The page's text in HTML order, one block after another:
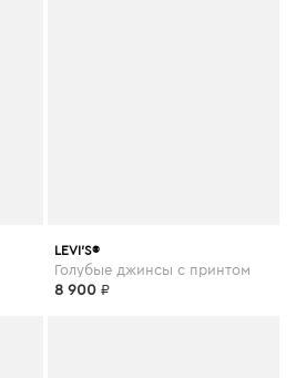
LEVI’S®
Голубые джинсы с принтом
8 900 ₽